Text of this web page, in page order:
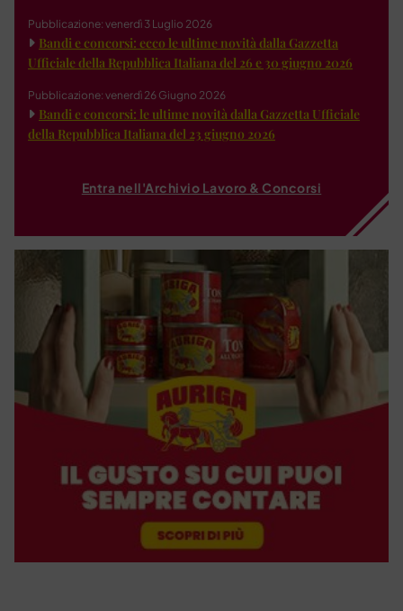
Pubblicazione: venerdì 3 Luglio 2026
Bandi e concorsi: ecco le ultime novità dalla Gazzetta
Ufficiale della Repubblica Italiana del 26 e 30 giugno 2026
Pubblicazione: venerdì 26 Giugno 2026
Bandi e concorsi: le ultime novità dalla Gazzetta Ufficiale
della Repubblica Italiana del 23 giugno 2026
Entra nell'Archivio Lavoro & Concorsi